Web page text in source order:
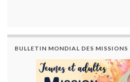
BULLETIN MONDIAL DES MISSIONS